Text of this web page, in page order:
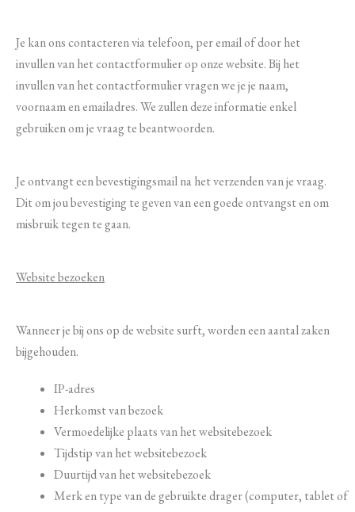
Je kan ons contacteren via telefoon, per email of door het
invullen van het contactformulier op onze website. Bij het
invullen van het contactformulier vragen we je je naam,
voornaam en emailadres. We zullen deze informatie enkel
gebruiken om je vraag te beantwoorden.
Je ontvangt een bevestigingsmail na het verzenden van je vraag.
Dit om jou bevestiging te geven van een goede ontvangst en om
misbruik tegen te gaan.
Website bezoeken
Wanneer je bij ons op de website surft, worden een aantal zaken
bijgehouden.
IP-adres
Herkomst van bezoek
Vermoedelijke plaats van het websitebezoek
Tijdstip van het websitebezoek
Duurtijd van het websitebezoek
Merk en type van de gebruikte drager (computer, tablet of